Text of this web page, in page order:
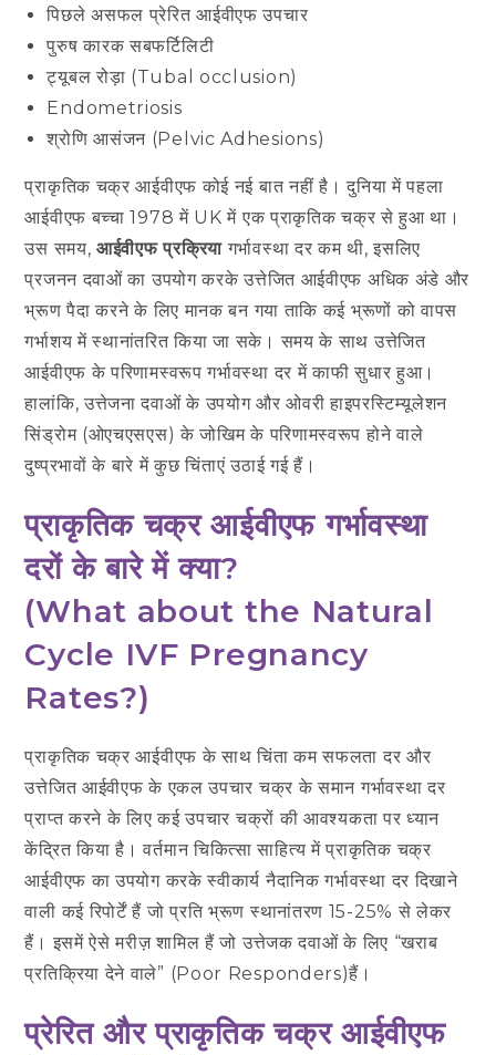
पिछले असफल प्रेरित आईवीएफ उपचार
पुरुष कारक सबफर्टिलिटी
ट्यूबल रोड़ा (Tubal occlusion)
Endometriosis
श्रोणि आसंजन (Pelvic Adhesions)
प्राकृतिक चक्र आईवीएफ कोई नई बात नहीं है। दुनिया में पहला
आईवीएफ बच्चा 1978 में UK में एक प्राकृतिक चक्र से हुआ था।
उस समय,आईवीएफ प्रक्रिया गर्भावस्था दर कम थी, इसलिए
प्रजनन दवाओं का उपयोग करके उत्तेजित आईवीएफ अधिक अंडे और
भ्रूण पैदा करने के लिए मानक बन गया ताकि कई भ्रूणों को वापस
गर्भाशय में स्थानांतरित किया जा सके। समय के साथ उत्तेजित
आईवीएफ के परिणामस्वरूप गर्भावस्था दर में काफी सुधार हुआ।
हालांकि, उत्तेजना दवाओं के उपयोग और ओवरी हाइपरस्टिम्यूलेशन
सिंड्रोम (ओएचएसएस) के जोखिम के परिणामस्वरूप होने वाले
दुष्प्रभावों के बारे में कुछ चिंताएं उठाई गई हैं।
प्राकृतिक चक्र आईवीएफ गर्भावस्था
दरों के बारे में क्या?
(What about the Natural
Cycle IVF Pregnancy
Rates?)
प्राकृतिक चक्र आईवीएफ के साथ चिंता कम सफलता दर और
उत्तेजित आईवीएफ के एकल उपचार चक्र के समान गर्भावस्था दर
प्राप्त करने के लिए कई उपचार चक्रों की आवश्यकता पर ध्यान
केंद्रित किया है। वर्तमान चिकित्सा साहित्य में प्राकृतिक चक्र
आईवीएफ का उपयोग करके स्वीकार्य नैदानिक ​​​​गर्भावस्था दर दिखाने
वाली कई रिपोर्टें हैं जो प्रति भ्रूण स्थानांतरण 15-25% से लेकर
हैं। इसमें ऐसे मरीज़ शामिल हैं जो उत्तेजक दवाओं के लिए “खराब
प्रतिक्रिया देने वाले” (Poor Responders)हैं।
प्रेरित और प्राकृतिक चक्र आईवीएफ